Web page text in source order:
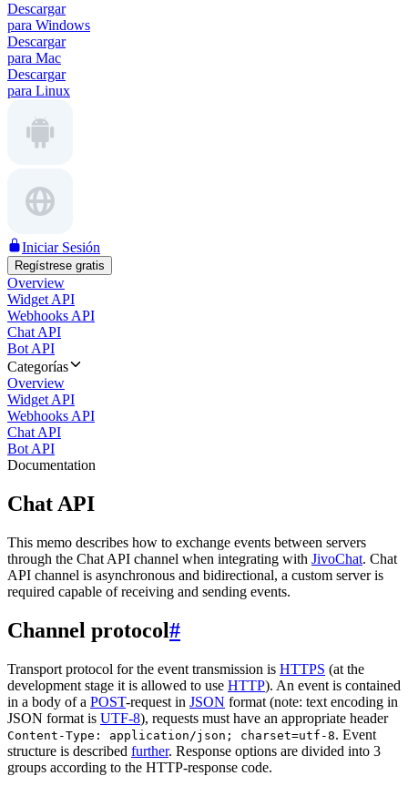
Descargar
para Windows
Descargar
para Mac
Descargar
para Linux
Iniciar Sesión
Regístrese gratis
Overview
Widget API
Webhooks API
Chat API
Bot API
Categorías
Overview
Widget API
Webhooks API
Chat API
Bot API
Documentation
Chat API
This memo describes how to exchange events between servers
through the Chat API channel when integrating with JivoChat. Chat
API channel is asynchronous and bidirectional, a custom server is
required capable of receiving and sending events.
Channel protocol#
Transport protocol for the event transmission is HTTPS (at the
development stage it is allowed to use HTTP). An event is contained
in a body of a POST-request in JSON format (note: text encoding in
JSON format is UTF-8), requests must have an appropriate header
Content-Type: application/json; charset=utf-8. Event
structure is described further. Response options are divided into 3
groups according to the HTTP-response code.